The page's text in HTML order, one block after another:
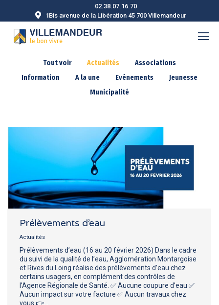
02.38.07.16.70
1Bis avenue de la Libération 45 700 Villemandeur
Tout voir Actualités
Associations
Information
A la une Evénements
Jeunesse
Municipalité
Prélèvements d’eau
Actualités
Prélèvements d’eau (16 au 20 février 2026) Dans le cadre
du suivi de la qualité de l’eau, Agglomération Montargoise
et Rives du Loing réalise des prélèvements d’eau chez
certains usagers, en complément des contrôles de
l’Agence Régionale de Santé. ✅ Aucune coupure d’eau ✅
Aucun impact sur votre facture ✅ Aucun travaux chez
vous 👉…